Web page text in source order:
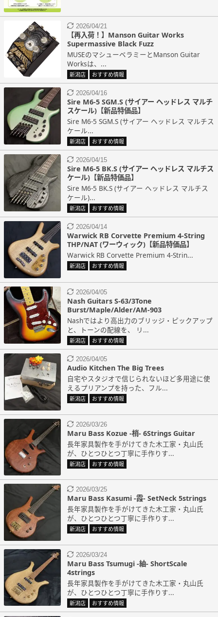
2026/04/21
【再入荷！】Manson Guitar Works
Supermassive Black Fuzz
MUSEのマシューベラミーとManson Guitar
Worksは、...
新潟店 おすすめ情報
2026/04/16
Sire M6-5 SGM.S (サイアー ヘッドレス マルチ
スケール)【新品特価品】
Sire M6-5 SGM.S (サイアー ヘッドレス マルチス
ケール...
新潟店 おすすめ情報
2026/04/15
Sire M6-5 BK.S (サイアー ヘッドレス マルチス
ケール)【新品特価品】
Sire M6-5 BK.S (サイアー ヘッドレス マルチス
ケール)...
新潟店 おすすめ情報
2026/04/14
Warwick RB Corvette Premium 4-String
THP/NAT (ワーウィック)【新品特価品】
Warwick RB Corvette Premium 4-Strin...
新潟店 おすすめ情報
2026/04/05
Nash Guitars S-63/3Tone
Burst/Maple/Alder/AM-903
Nashではより高出力のブリッジ・ピックアップ
と、トーンの配線を、 リ...
新潟店 おすすめ情報
2026/04/05
Audio Kitchen The Big Trees
自宅やスタジオで信じられないほど多用途に使
えるプリアンプを持った、フル...
新潟店 おすすめ情報
2026/03/26
Maru Bass Kozue -梢- 6Strings Guitar
長年家具製作を手がけてきた木工家・丸山氏
が、ひとつひとつ丁寧に手作りす...
新潟店 おすすめ情報
2026/03/25
Maru Bass Kasumi -霞- SetNeck 5strings
長年家具製作を手がけてきた木工家・丸山氏
が、ひとつひとつ丁寧に手作りす...
新潟店 おすすめ情報
2026/03/24
Maru Bass Tsumugi -紬- ShortScale
4strings
長年家具製作を手がけてきた木工家・丸山氏
が、ひとつひとつ丁寧に手作りす...
新潟店 おすすめ情報